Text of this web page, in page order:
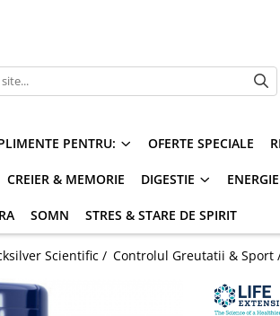
PENTRU: OFERTE SPECIALE
CREIER & MEMORIE DIGESTIE ENERGIE
SOMN STRES & STARE DE SPIRIT
Scientific / Controlul Greutatii & Sport